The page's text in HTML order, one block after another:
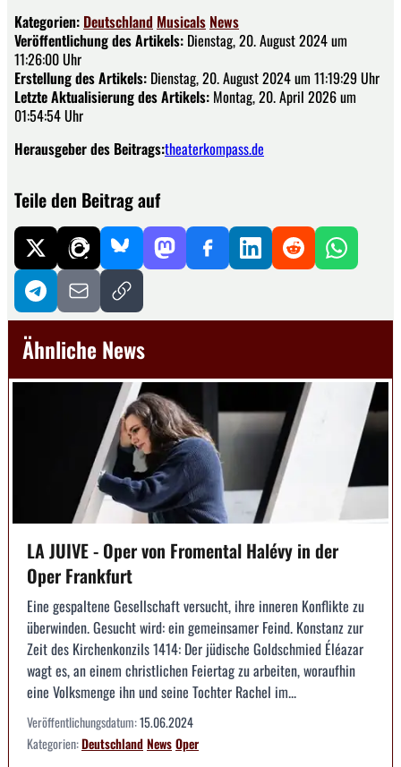
Kategorien: Deutschland Musicals News
Veröffentlichung des Artikels: Dienstag, 20. August 2024 um
11:26:00 Uhr
Erstellung des Artikels: Dienstag, 20. August 2024 um 11:19:29 Uhr
Letzte Aktualisierung des Artikels: Montag, 20. April 2026 um
01:54:54 Uhr
Herausgeber des Beitrags:theaterkompass.de
Teile den Beitrag auf
Ähnliche News
LA JUIVE - Oper von Fromental Halévy in der
Oper Frankfurt
Eine gespaltene Gesellschaft versucht, ihre inneren Konflikte zu
überwinden. Gesucht wird: ein gemeinsamer Feind. Konstanz zur
Zeit des Kirchenkonzils 1414: Der jüdische Goldschmied Éléazar
wagt es, an einem christlichen Feiertag zu arbeiten, woraufhin
eine Volksmenge ihn und seine Tochter Rachel im...
Veröffentlichungsdatum:15.06.2024
Kategorien:DeutschlandNewsOper